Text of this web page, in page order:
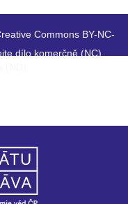
Commons BY-NC-
dílo komerčně (NC),